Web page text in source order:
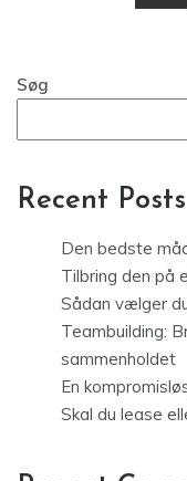
Søg
Recent Posts
Den bedste
Tilbring den på
Sådan vælger
Teambuilding:
sammenholdet
En
Skal du lease